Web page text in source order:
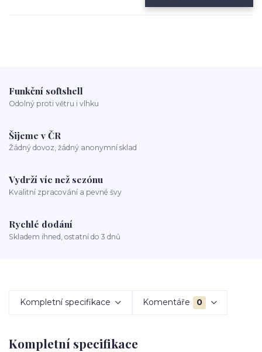
Funkční softshell
Odolný proti větru i vlhku
Šijeme v ČR
Žádný dovoz, žádný anonymní sklad
Vydrží víc než sezónu
Kvalitní zpracování a pevné švy
Rychlé dodání
Skladem ihned, ostatní do 3 dnů
Kompletní specifikace Komentáře 0
Kompletní specifikace